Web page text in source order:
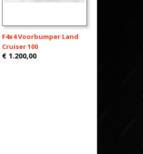
F4x4 Voorbumper Land
Cruiser 100
€ 1.200,00